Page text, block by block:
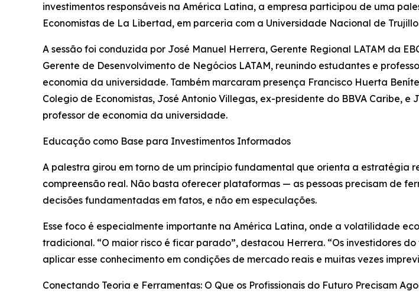
investimentos responsáveis na América Latina, a empresa participou de uma
Economistas de La Libertad, em parceria com a Universidade Nacional de
A sessão foi conduzida por José Manuel Herrera, Gerente Regional LATAM da
Gerente de Desenvolvimento de Negócios LATAM, reunindo estudantes e
economia da universidade. Também marcaram presença Francisco Huerta
Colegio de Economistas, José Antonio Villegas, ex-presidente do BBVA Caribe, e
professor de economia da universidade.
Educação como Base para Investimentos Informados
A palestra girou em torno de um princípio fundamental que orienta a estratégia
compreensão real. Não basta oferecer plataformas — as pessoas precisam de
decisões fundamentadas em fatos, e não em especulações.
Esse foco é especialmente importante na América Latina, onde a volatilidade
tradicional. “O maior risco é ficar parado”, destacou Herrera. “Os investidores
aplicar esse conhecimento em condições de mercado reais e muitas vezes
Conectando Teoria e Ferramentas: O Que os Profissionais do Futuro Precisam